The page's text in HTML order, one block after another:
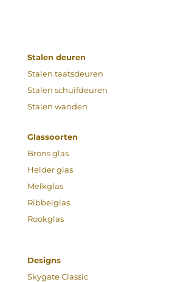
Stalen deuren
Stalen taatsdeuren
Stalen schuifdeuren
Stalen wanden
Glassoorten
Brons glas
Helder glas
Melkglas
Ribbelglas
Rookglas
Designs
Skygate Classic